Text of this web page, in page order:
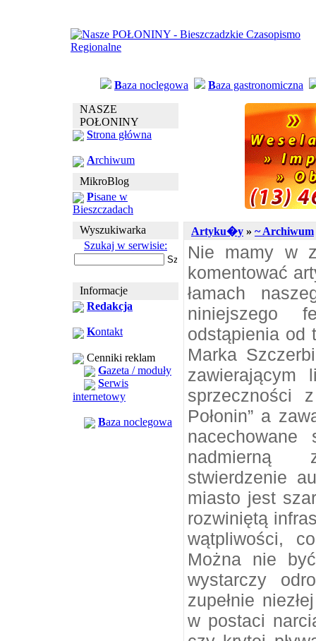
Baza noclegowa Baza gastronomiczna
NASZE
POŁONINY
Strona główna
Archiwum
MikroBlog
Pisane w
Bieszczadach
Wyszukiwarka
Szukaj w serwisie:
Informacje
Redakcja
Kontakt
Cenniki reklam
Gazeta / moduły
Serwis
internetowy
Baza noclegowa
Artyku�y » ~ Archiwum
Nie mamy w
komentować
łamach
niniejszego
odstąpienia od
Marka
zawierającym
sprzeczności
Połonin” a
nacechowane
nadmierną
stwierdzenie
miasto jest
rozwiniętą
wątpliwości,
Można nie
wystarczy
zupełnie
w postaci